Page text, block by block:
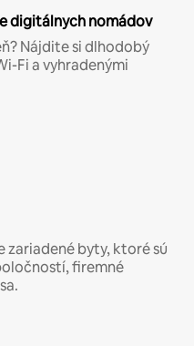
digitálnych nomádov
Nájdite si dlhodobý
Fi a vyhradenými
zariadené byty, ktoré sú
firemné